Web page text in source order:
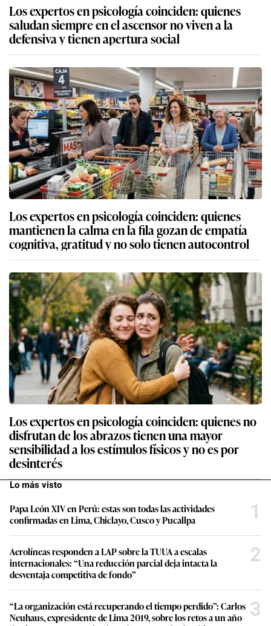
Los expertos en psicología coinciden: quienes
saludan siempre en el ascensor no viven a la
defensiva y tienen apertura social
Los expertos en psicología coinciden: quienes
mantienen la calma en la fila gozan de empatía
cognitiva, gratitud y no solo tienen autocontrol
Los expertos en psicología coinciden: quienes no
disfrutan de los abrazos tienen una mayor
sensibilidad a los estímulos físicos y no es por
desinterés
Lo más visto
Papa León XIV en Perú: estas son todas las actividades
confirmadas en Lima, Chiclayo, Cusco y Pucallpa
1
Aerolíneas responden a LAP sobre la TUUA a escalas
internacionales: “Una reducción parcial deja intacta la
desventaja competitiva de fondo”
2
“La organización está recuperando el tiempo perdido”: Carlos
Neuhaus, expresidente de Lima 2019, sobre los retos a un año
3